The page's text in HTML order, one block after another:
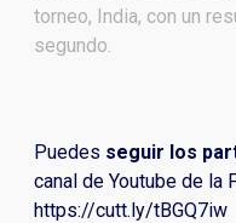
torneo, India, con un
segundo.
Puedes seguir los
canal de Youtube de la
https://cutt.ly/tBGQ7iw